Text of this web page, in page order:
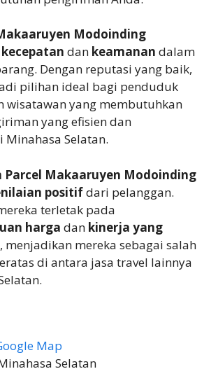
Modoinding
kecepatan dan keamanan dalam
Dengan reputasi yang baik,
pilihan ideal bagi penduduk
wisatawan yang membutuhkan
yang efisien dan
Selatan.
Parcel Makaaruyen Modoinding
positifdari pelanggan.
terletak pada
harga dan kinerja yang
, menjadikan mereka sebagai salah
di antara jasa travel lainnya
Map
Selatan